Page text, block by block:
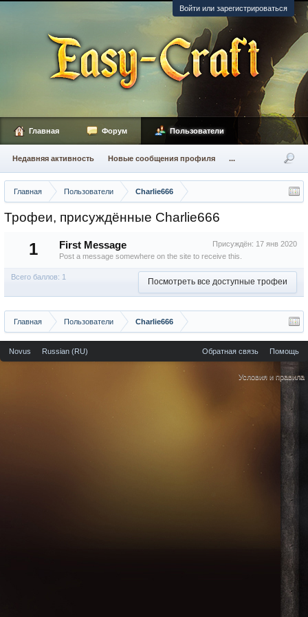
Войти или зарегистрироваться
Главная Пользователи Charlie666
Трофеи, присуждённые Charlie666
1 Присуждён: 17 янв 2020
First Message
Post a message somewhere on the site to receive this.
Всего баллов: 1 Посмотреть все доступные трофеи
Главная Пользователи Charlie666
Главная Форум Пользователи
Недавняя активность Новые сообщения профиля ...
Novus Russian (RU) Обратная связь Помощь
Условия и правила